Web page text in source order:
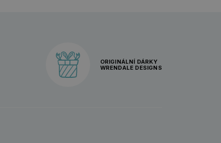
ORIGINÁLNÍ DÁRKY
WRENDALE DESIGNS